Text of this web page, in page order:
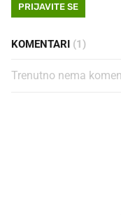
PRIJAVITE SE
KOMENTARI (1)
Trenutno nema